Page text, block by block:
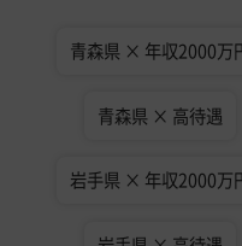
青森県 × 年収2000万
青森県 × 高待遇
岩手県 × 年収2000万